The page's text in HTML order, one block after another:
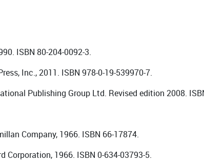
ISBN 80-204-0092-3.
Inc., 2011. ISBN 978-0-19-539970-7.
Publishing Group Ltd. Revised edition 2008.
Company, 1966. ISBN 66-17874.
Corporation, 1966. ISBN 0-634-03793-5.